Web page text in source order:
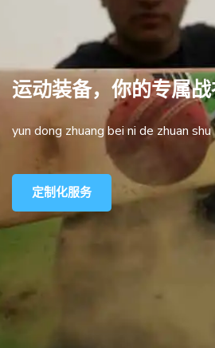
运动装备，你的专属
yun dong zhuang bei ni de zhuan shu
定制化服务